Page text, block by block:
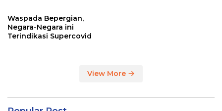
Waspada Bepergian,
Negara-Negara ini
Terindikasi Supercovid
View More